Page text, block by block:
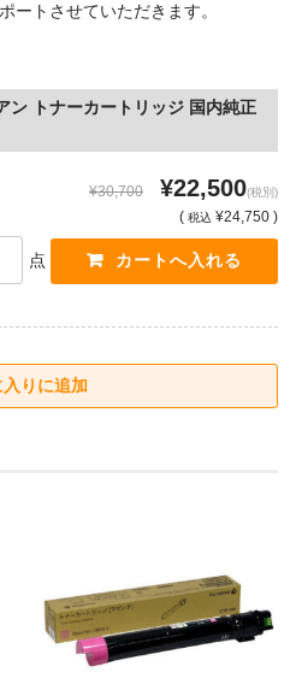
ートさせていただきます。
ン トナーカートリッジ 国内純正
¥30,700 ¥22,500(税別)
( 税込 ¥24,750 )
点